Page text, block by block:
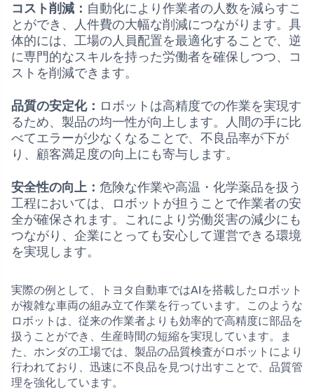
コスト削減： 自動化により作業者の人数を減らすこ
とができ、人件費の大幅な削減につながります。具
体的には、工場の人員配置を最適化することで、逆
に専門的なスキルを持った労働者を確保しつつ、コ
ストを削減できます。
品質の安定化： ロボットは高精度での作業を実現す
るため、製品の均一性が向上します。人間の手に比
べてエラーが少なくなることで、不良品率が下が
り、顧客満足度の向上にも寄与します。
安全性の向上： 危険な作業や高温・化学薬品を扱う
工程においては、ロボットが担うことで作業者の安
全が確保されます。これにより労働災害の減少にも
つながり、企業にとっても安心して運営できる環境
を実現します。
実際の例として、トヨタ自動車ではAIを搭載したロボット
が複雑な車両の組み立て作業を行っています。このような
ロボットは、従来の作業者よりも効率的で高精度に部品を
扱うことができ、生産時間の短縮を実現しています。ま
た、ホンダの工場では、製品の品質検査がロボットにより
行われており、迅速に不良品を見つけ出すことで、品質管
理を強化しています。